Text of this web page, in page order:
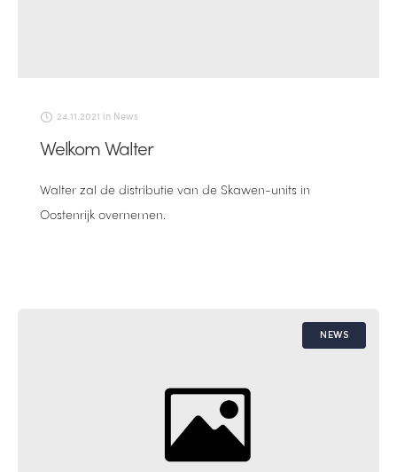
24.11.2021 in News
Welkom Walter
Walter zal de distributie van de Skawen-units in
Oostenrijk overnemen.
NEWS